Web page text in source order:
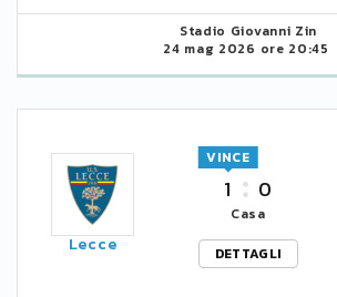
Stadio Giovanni Zin
24 mag 2026 ore 20:45
Lecce
1
VINCE
0
Casa
DETTAGLI